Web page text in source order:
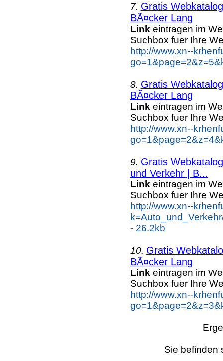
7. Gratis
BÃ¤cker Lang
Link eintragen im
Suchbox fuer Ihre
http://www.xn--
8. Gratis
BÃ¤cker Lang
Link eintragen im
Suchbox fuer Ihre
http://www.xn--
9. Gratis
und Verkehr | B...
Link eintragen im
Suchbox fuer Ihre
http://www.xn--
- 26.2kb
10. Gratis
BÃ¤cker Lang
Link eintragen im
Suchbox fuer Ihre
http://www.xn--
Sie befinden